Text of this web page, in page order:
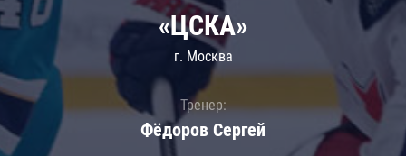
«ЦСКА»
г. Москва
Тренер:
Фёдоров Сергей